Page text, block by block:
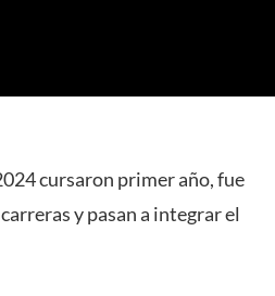
cursaron primer año, fue
y pasan a integrar el